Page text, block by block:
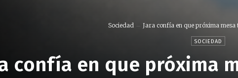
Sociedad Jara confía en que próxima
SOCIEDAD
confía en que próxima